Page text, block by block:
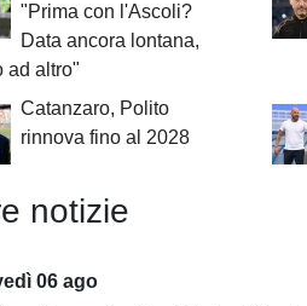
"Prima con l'Ascoli?
Data ancora lontana,
ad altro"
Catanzaro, Polito
rinnova fino al 2028
notizie
06 ago